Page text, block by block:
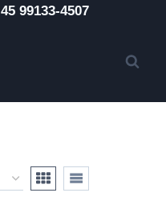
45 99133-4507